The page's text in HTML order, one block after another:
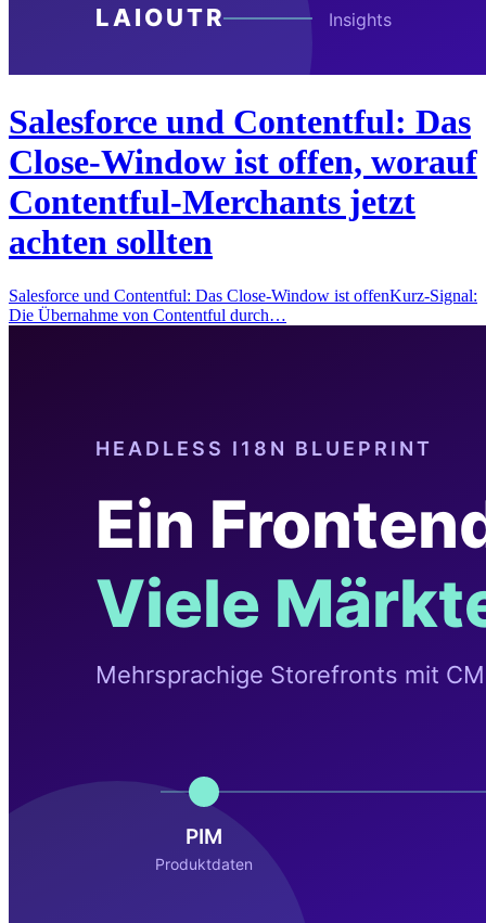
Salesforce und Contentful: Das
Close-Window ist offen, worauf
Contentful-Merchants jetzt
achten sollten
Salesforce und Contentful: Das Close-Window ist offenKurz-Signal:
Die Übernahme von Contentful durch…